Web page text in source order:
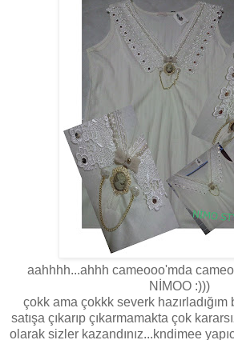
aahhhh...ahhh cameooo'mda
NİMOO :)))
çokk ama çokkk severk hazırladığım
satışa çıkarıp çıkarmamakta çok
olarak sizler kazandınız...kndimee